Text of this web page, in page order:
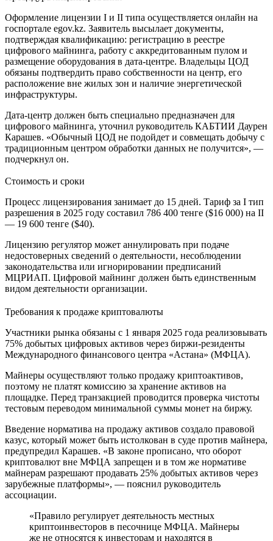
Оформление лицензии I и II типа осуществляется онлайн на
госпортале egov.kz. Заявитель высылает документы,
подтверждая квалификацию: регистрацию в реестре
цифрового майнинга, работу с аккредитованным пулом и
размещение оборудования в дата-центре. Владельцы ЦОД
обязаны подтвердить право собственности на центр, его
расположение вне жилых зон и наличие энергетической
инфраструктуры.
Дата-центр должен быть специально предназначен для
цифрового майнинга, уточнил руководитель КАБТИИ Даурен
Карашев. «Обычный ЦОД не подойдет и совмещать добычу с
традиционным центром обработки данных не получится», —
подчеркнул он.
Стоимость и сроки
Процесс лицензирования занимает до 15 дней. Тариф за I тип
разрешения в 2025 году составил 786 400 тенге ($16 000) на II
— 19 600 тенге ($40).
Лицензию регулятор может аннулировать при подаче
недостоверных сведений о деятельности, несоблюдении
законодательства или игнорировании предписаний
МЦРИАП. Цифровой майнинг должен быть единственным
видом деятельности организации.
Требования к продаже криптовалюты
Участники рынка обязаны с 1 января 2025 года реализовывать
75% добытых цифровых активов через биржи-резиденты
Международного финансового центра «Астана» (МФЦА).
Майнеры осуществляют только продажу криптоактивов,
поэтому не платят комиссию за хранение активов на
площадке. Перед транзакцией проводится проверка чистоты
тестовым переводом минимальной суммы монет на биржу.
Введение норматива на продажу активов создало правовой
казус, который может быть истолкован в суде против майнера,
предупредил Карашев. «В законе прописано, что оборот
криптовалют вне МФЦА запрещен и в том же нормативе
майнерам разрешают продавать 25% добытых активов через
зарубежные платформы», — пояснил руководитель
ассоциации.
«Правило регулирует деятельность местных
криптоинвесторов в песочнице МФЦА. Майнеры
же не относятся к инвесторам и находятся в